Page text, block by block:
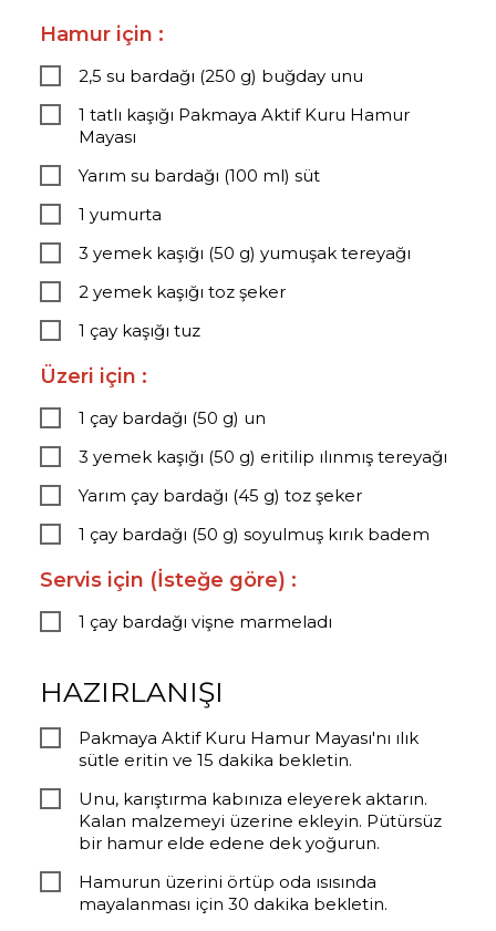
Hamur için :
2,5 su bardağı (250 g) buğday unu
1 tatlı kaşığı Pakmaya Aktif Kuru Hamur
Mayası
Yarım su bardağı (100 ml) süt
1 yumurta
3 yemek kaşığı (50 g) yumuşak tereyağı
2 yemek kaşığı toz şeker
1 çay kaşığı tuz
Üzeri için :
1 çay bardağı (50 g) un
3 yemek kaşığı (50 g) eritilip ılınmış tereyağı
Yarım çay bardağı (45 g) toz şeker
1 çay bardağı (50 g) soyulmuş kırık badem
Servis için (İsteğe göre) :
1 çay bardağı vişne marmeladı
HAZIRLANIŞI
Pakmaya Aktif Kuru Hamur Mayası'nı ılık
sütle eritin ve 15 dakika bekletin.
Unu, karıştırma kabınıza eleyerek aktarın.
Kalan malzemeyi üzerine ekleyin. Pütürsüz
bir hamur elde edene dek yoğurun.
Hamurun üzerini örtüp oda ısısında
mayalanması için 30 dakika bekletin.